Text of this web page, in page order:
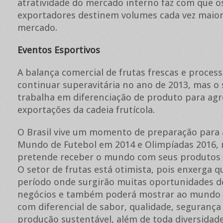
atratividade do mercado interno faz com que
exportadores destinem volumes cada vez
mercado.
Eventos Esportivos
A balança comercial de frutas frescas e
continuar superavitária no ano de 2013, mas o
trabalha em diferenciação de produto para
exportações da cadeia frutícola.
O Brasil vive um momento de preparação para
Mundo de Futebol em 2014 e Olimpíadas 2016,
pretende receber o mundo com seus produtos
O setor de frutas está otimista, pois enxerga
período onde surgirão muitas oportunidades
negócios e também poderá mostrar ao
com diferencial de sabor, qualidade,
produção sustentável, além de toda